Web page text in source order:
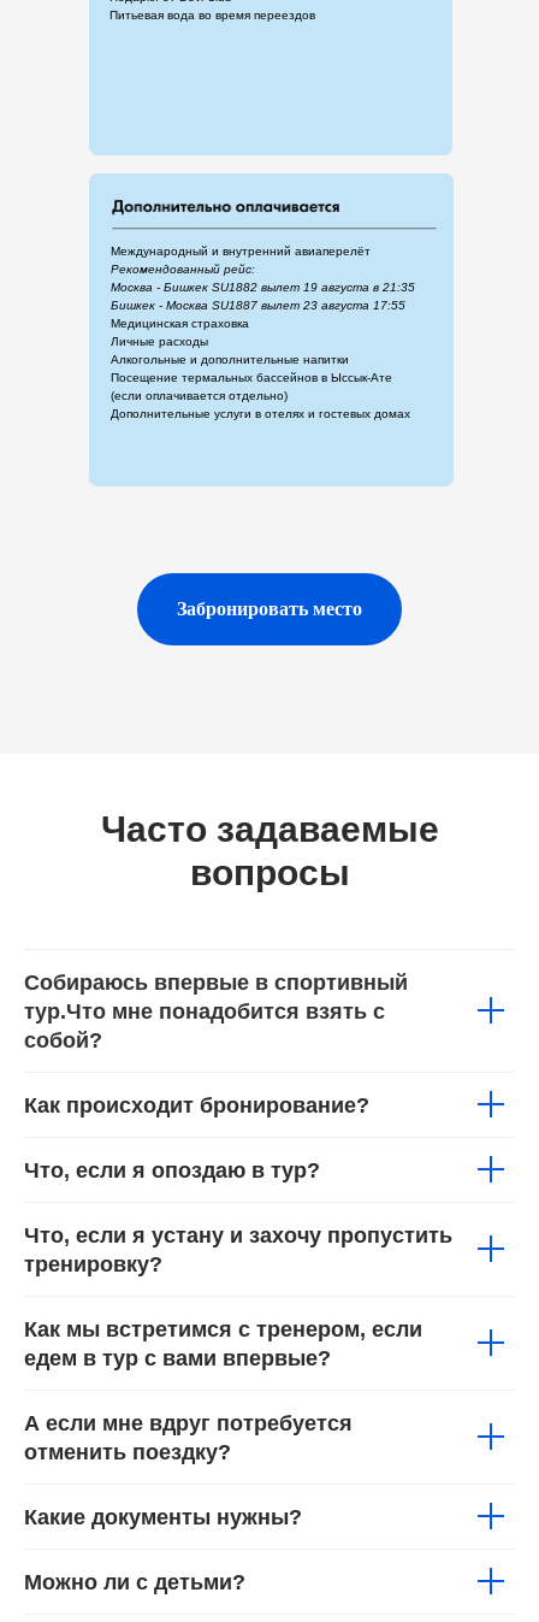
Международный и внутренний авиаперелёт
Рекомендованный рейс:
Москва - Бишкек SU1882 вылет 19 августа в 21:35
Бишкек - Москва SU1887 вылет 23 августа 17:55
Медицинская страховка
Личные расходы
Алкогольные и дополнительные напитки
Посещение термальных бассейнов в Ыссык-Ате
(если оплачивается отдельно)
Дополнительные услуги в отелях и гостевых домах
Питьевая вода во время переездов
Забронировать место
Часто задаваемые
вопросы
Собираюсь впервые в спортивный
тур.Что мне понадобится взять с
собой?
Как происходит бронирование?
Что, если я опоздаю в тур?
Что, если я устану и захочу пропустить
тренировку?
Как мы встретимся с тренером, если
едем в тур с вами впервые?
А если мне вдруг потребуется
отменить поездку?
Какие документы нужны?
Можно ли с детьми?